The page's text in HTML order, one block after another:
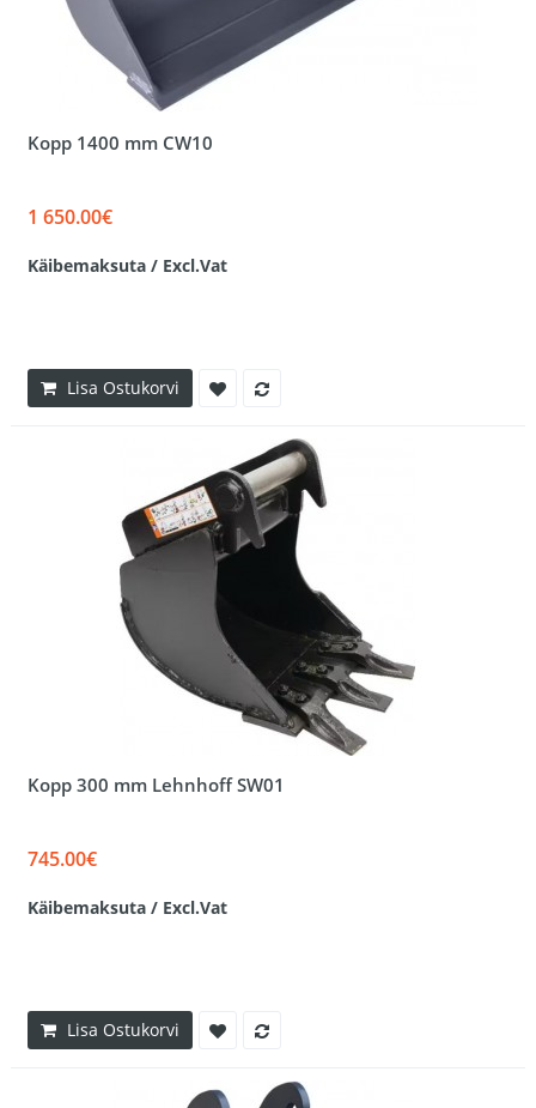
Kopp 1400 mm CW10
1 650.00€
Käibemaksuta / Excl.Vat
Lisa Ostukorvi
Kopp 300 mm Lehnhoff SW01
745.00€
Käibemaksuta / Excl.Vat
Lisa Ostukorvi